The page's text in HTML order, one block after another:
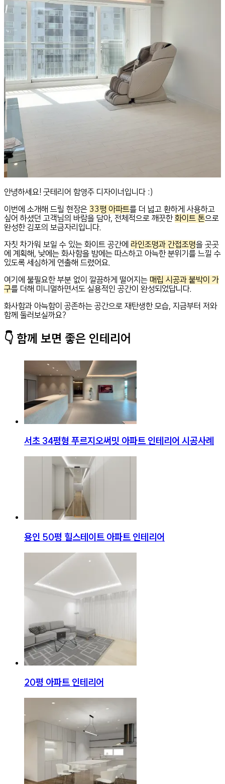
안녕하세요! 굿테리어 함영주 디자이너입니다 :)
이번에 소개해 드릴 현장은 33평 아파트를 더 넓고 환하게 사용하고
싶어 하셨던 고객님의 바람을 담아, 전체적으로 깨끗한화이트 톤으로
완성한 김포의 보금자리입니다.
자칫 차가워 보일 수 있는 화이트 공간에 라인조명과 간접조명을 곳곳
에 계획해, 낮에는 화사함을 밤에는 따스하고 아늑한 분위기를 느낄 수
있도록 세심하게 연출해 드렸어요.
여기에 불필요한 부분 없이 깔끔하게 떨어지는 매립 시공과 붙박이 가
구를 더해 미니멀하면서도 실용적인 공간이 완성되었답니다.
화사함과 아늑함이 공존하는 공간으로 재탄생한 모습, 지금부터 저와
함께 둘러보실까요?
👇 함께 보면 좋은 인테리어
서초 34평형 푸르지오써밋 아파트 인테리어 시공사례
용인 50평 힐스테이트 아파트 인테리어
20평 아파트 인테리어